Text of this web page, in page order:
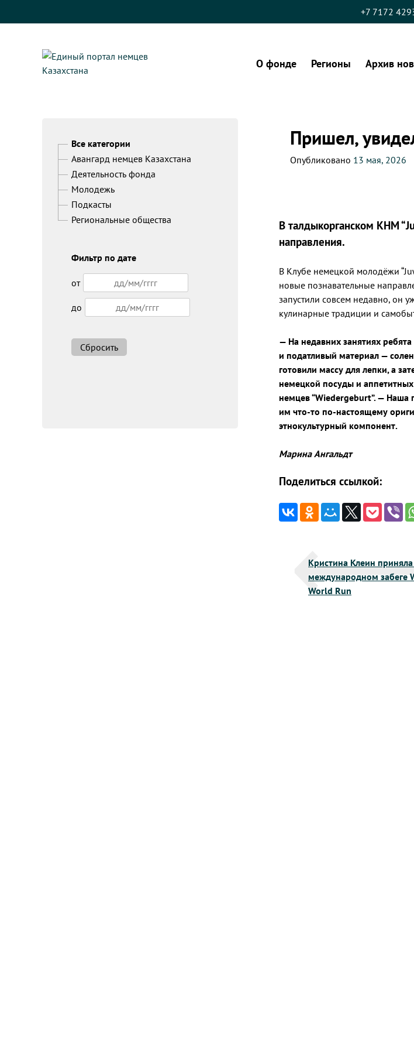
+7 7172
О фонде Регионы Архив
Пришел,
Опубликовано 13 мая, 2026
В талдыкорганском КНМ
направления.
В Клубе немецкой молодёжи
новые познавательные
запустили совсем недавно, он
кулинарные традиции и
— На недавних занятиях
и податливый материал —
готовили массу для лепки, а
немецкой посуды и
немцев “Wiedergeburt”. — Наша
им что-то по-настоящему
этнокультурный компонент.
Марина Ангальдт
Поделиться ссылкой:
записям
Кристина Клеин приняла
международном забеге
World Run
Все категории
Авангард немцев Казахстана
Деятельность фонда
Молодежь
Подкасты
Региональные общества
Фильтр по дате
от
до
Сбросить